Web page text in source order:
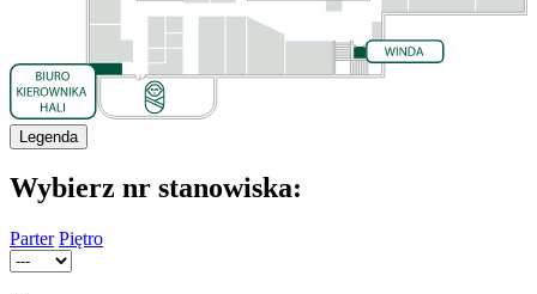
Legenda
Wybierz nr stanowiska:
Parter Piętro